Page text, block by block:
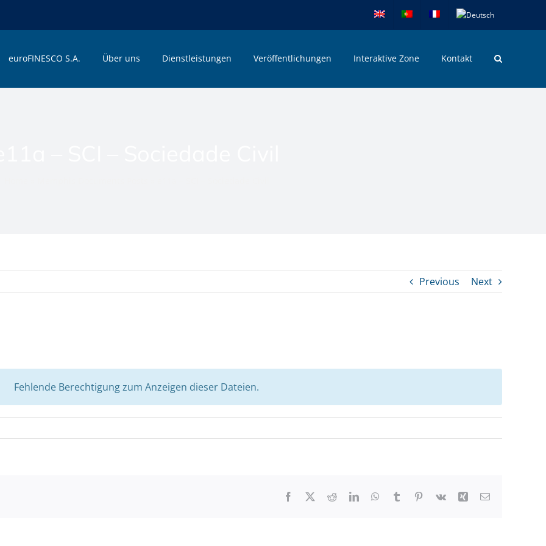
euroFINESCO S.A. Über uns Dienstleistungen Veröffentlichungen Interaktive Zone Kontakt
Previous Next
Fehlende Berechtigung zum Anzeigen dieser Dateien.
Facebook RedditLinkedInWhatsApp
Tumblr Pinterest
Vk Xing Email